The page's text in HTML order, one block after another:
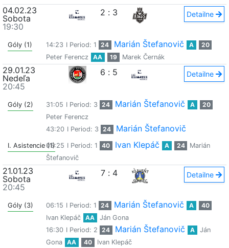
04.02.23
Sobota
19:30
2 : 3 Detailne
Góly (1) 14:23 I Period: 1 24 Marián Štefanovič A
20
Peter Ferencz
AA 19 Marek Černák
29.01.23
Nedeľa
20:45
6 : 5 Detailne
Góly (2) 31:05 I Period: 3 24 Marián Štefanovič A
20
Peter Ferencz
43:20 I Period: 3 24 Marián Štefanovič
I. Asistencie (1)05:25 I Period: 1 40 Ivan Klepáč A 24
Marián
Štefanovič
21.01.23
Sobota
20:45
7 : 4 Detailne
Góly (3) 06:15 I Period: 1 24 Marián Štefanovič A
40
Ivan Klepáč
AA
Ján Gona
16:30 I Period: 2 24 Marián Štefanovič A
Ján
Gona
AA 40
Ivan Klepáč